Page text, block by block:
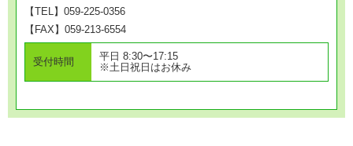
【TEL】059-225-0356
【FAX】059-213-6554
受付時間
平日 8:30〜17:15
※土日祝日はお休み